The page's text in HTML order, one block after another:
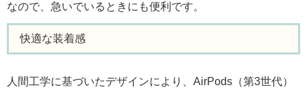
なので、急いでいるときにも便利です。
快適な装着感
人間工学に基づいたデザインにより、AirPods（第3世代）